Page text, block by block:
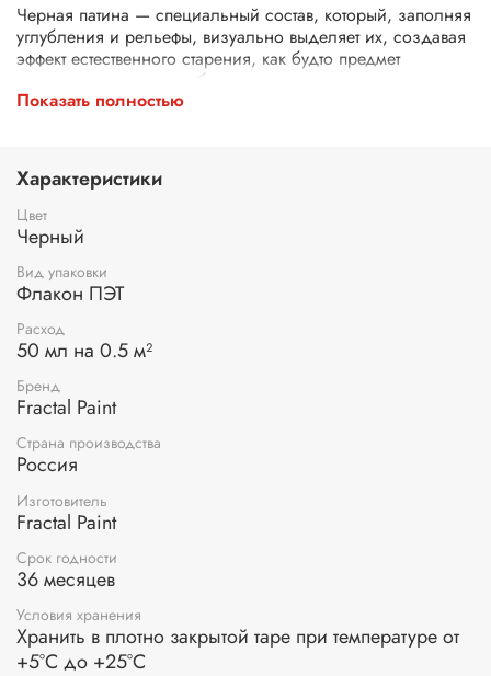
Черная патина — специальный состав, который, заполняя
углубления и рельефы, визуально выделяет их, создавая
эффект естественного старения, как будто предмет
десятилетия копил в себе пыль и следы времени.
Кистью или губкой наносится состав белой патины. Его
обильно накладывают на всю поверхность, чтобы он
заполнил все углубления.Через короткое время (5-15
минут) излишки патины стирают с выступающих частей
рельефа чистой мягкой тряпкой (например, из хлопка или
Состав: пчелиный воск, пигмент, акриловая дисперсия,
загуститель, консервант.
Показать полностью
Характеристики
Цвет
Черный
Вид упаковки
Флакон ПЭТ
Расход
50 мл на 0.5 м²
Бренд
Fractal Paint
Страна производства
Россия
Изготовитель
Fractal Paint
Срок годности
36 месяцев
Условия хранения
Хранить в плотно закрытой таре при температуре от
+5°С до +25°С